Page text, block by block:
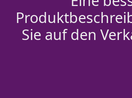
Sie auf den